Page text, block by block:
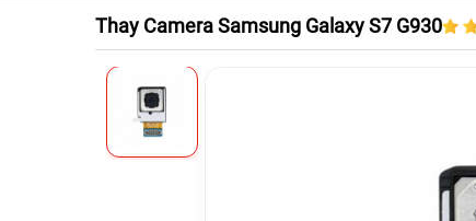
Thay Camera Samsung Galaxy S7 G930